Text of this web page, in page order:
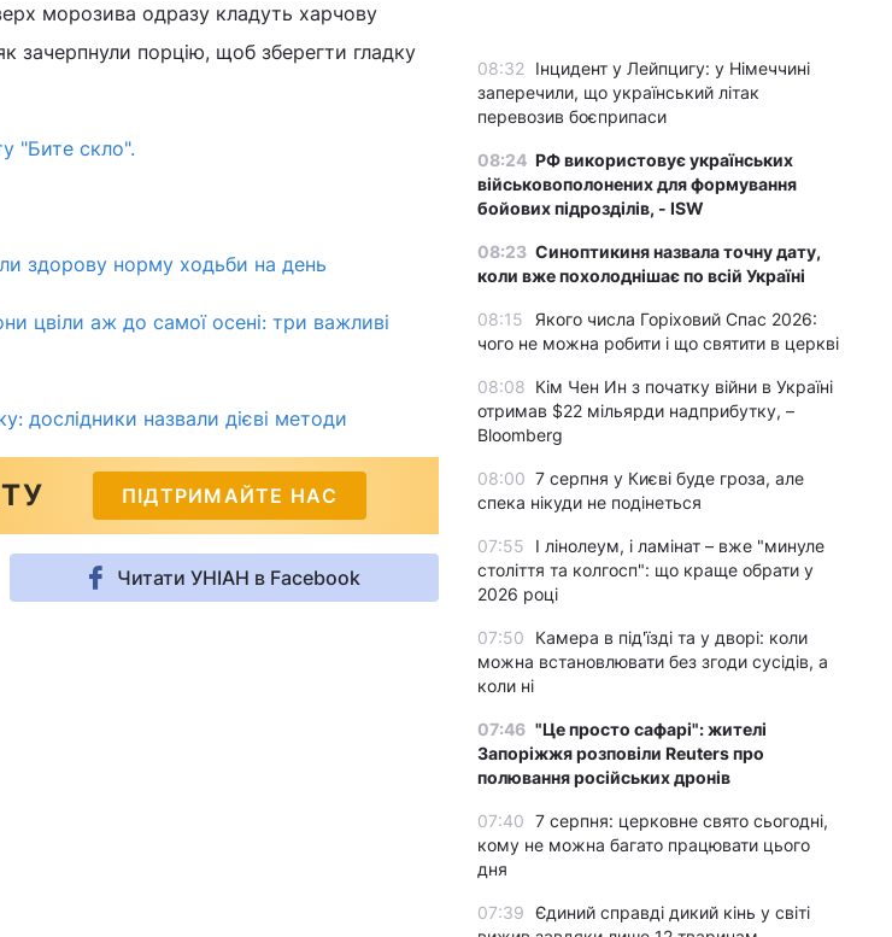
морозива одразу кладуть харчову
зачерпнули порцію, щоб зберегти гладку
"Бите скло".
здорову норму ходьби на день
цвіли аж до самої осені: три важливі
дослідники назвали дієві методи
ПІДТРИМАЙТЕ НАС
Читати УНІАН в Facebook
08:32
Інцидент у Лейпцигу: у Німеччині
заперечили, що український літак
перевозив боєприпаси
08:24 РФ використовує українських
військовополонених для формування
бойових підрозділів, - ISW
08:23 Синоптикиня назвала точну дату,
коли вже похолоднішає по всій Україні
08:15
Якого числа Горіховий Спас 2026:
чого не можна робити і що святити в церкві
08:08 Кім Чен Ин з початку війни в Україні
отримав $22 мільярди надприбутку, –
Bloomberg
08:00 7 серпня у Києві буде гроза, але
спека нікуди не подінеться
07:55
І лінолеум, і ламінат – вже "минуле
століття та колгосп": що краще обрати у
2026 році
07:50
Камера в під'їзді та у дворі: коли
можна встановлювати без згоди сусідів, а
коли ні
07:46 "Це просто сафарі": жителі
Запоріжжя розповіли Reuters про
полювання російських дронів
07:40 7 серпня: церковне свято сьогодні,
кому не можна багато працювати цього
дня
07:39 Єдиний справді дикий кінь у світі